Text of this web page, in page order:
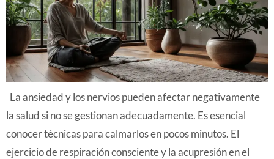
La ansiedad y los nervios pueden afectar negativamente
la salud si no se gestionan adecuadamente. Es esencial
conocer técnicas para calmarlos en pocos minutos. El
ejercicio de respiración consciente y la acupresión en el